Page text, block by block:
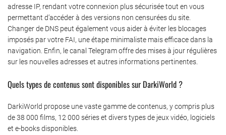
adresse IP, rendant votre connexion plus sécurisée tout en vous
permettant d’accéder à des versions non censurées du site.
Changer de DNS peut également vous aider à éviter les blocages
imposés par votre FAI, une étape minimaliste mais efficace dans la
navigation. Enfin, le canal Telegram offre des mises à jour régulières
sur les nouvelles adresses et autres informations pertinentes.
Quels types de contenus sont disponibles sur DarkiWorld ?
DarkiWorld propose une vaste gamme de contenus, y compris plus
de 38 000 films, 12 000 séries et divers types de jeux vidéo, logiciels
et e-books disponibles.